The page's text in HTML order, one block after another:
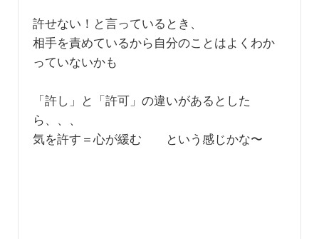
許せない！と言っているとき、
相手を責めているから自分のことはよくわか
っていないかも
「許し」と「許可」の違いがあるとした
ら、、、
気を許す＝心が緩む という感じかな〜